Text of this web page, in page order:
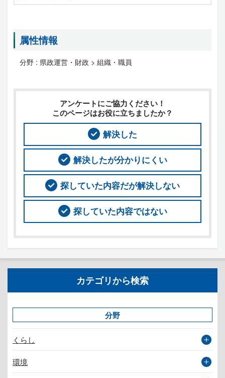
属性情報
分野 : 県政運営・財政 > 組織・職員
アンケートにご協力ください！
このページはお役に立ちましたか？
解決した
解決したが分かりにくい
探していた内容だが解決しない
探していた内容ではない
カテゴリから検索
分野
くらし
環境